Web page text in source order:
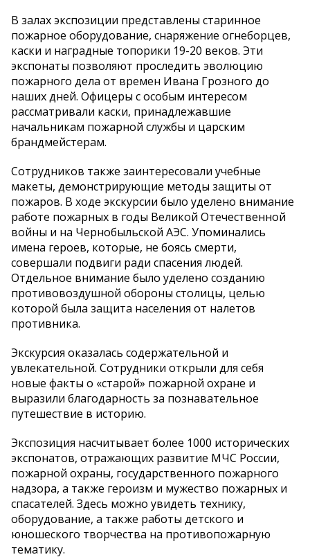
В залах экспозиции представлены старинное
пожарное оборудование, снаряжение огнеборцев,
каски и наградные топорики 19-20 веков. Эти
экспонаты позволяют проследить эволюцию
пожарного дела от времен Ивана Грозного до
наших дней. Офицеры с особым интересом
рассматривали каски, принадлежавшие
начальникам пожарной службы и царским
брандмейстерам.
Сотрудников также заинтересовали учебные
макеты, демонстрирующие методы защиты от
пожаров. В ходе экскурсии было уделено внимание
работе пожарных в годы Великой Отечественной
войны и на Чернобыльской АЭС. Упоминались
имена героев, которые, не боясь смерти,
совершали подвиги ради спасения людей.
Отдельное внимание было уделено созданию
противовоздушной обороны столицы, целью
которой была защита населения от налетов
противника.
Экскурсия оказалась содержательной и
увлекательной. Сотрудники открыли для себя
новые факты о «старой» пожарной охране и
выразили благодарность за познавательное
путешествие в историю.
Экспозиция насчитывает более 1000 исторических
экспонатов, отражающих развитие МЧС России,
пожарной охраны, государственного пожарного
надзора, а также героизм и мужество пожарных и
спасателей. Здесь можно увидеть технику,
оборудование, а также работы детского и
юношеского творчества на противопожарную
тематику.